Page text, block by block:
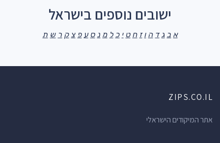
ישובים נוספים בישראל
א ב ג ד ה ו ז ח ט י כ ל מ נ ס ע פ צ ק ר ש ת
ZIPS.CO.IL
אתר המיקודים הישראלי